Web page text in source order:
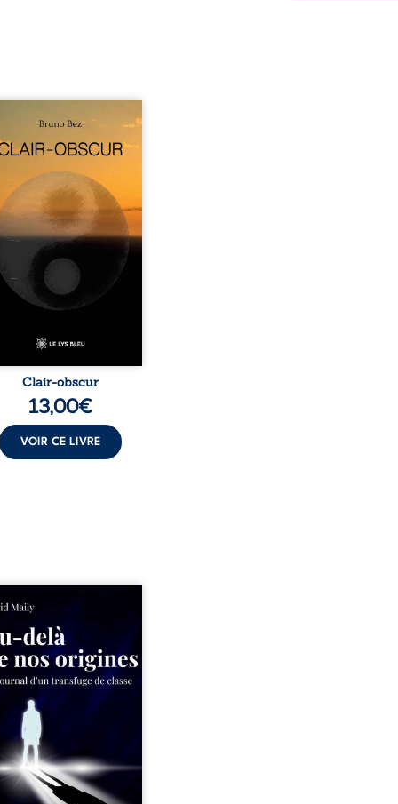
en alexandrins, Clair-
aborde la spiritualité,
humaines, la
d’expériences
Entre clarté et
les poèmes
les observations et
façonnés au fil
vie. Ils portent un regard
sur l’existence et le
contemporain, invitant
à questionner ses ...
Clair-obscur
13,00€
VOIR CE LIVRE
un milieu populaire où
tenaient lieu de
David a choisi la
Très tôt, l’école et les
deviennent ses armes de
sociale. S’arracher à
exige pourtant un
Pris entre deux
l’homme réalise que
professionnels ne
guérissent ni ...